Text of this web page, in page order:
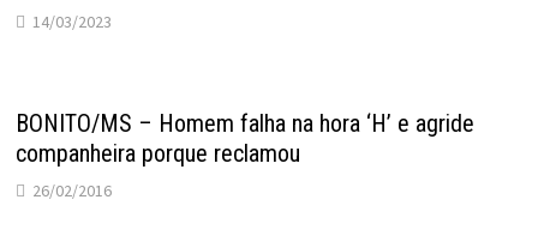
14/03/2023
BONITO/MS – Homem falha na hora ‘H’ e agride
companheira porque reclamou
26/02/2016